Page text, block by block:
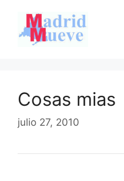
contenido
Cosas mias
julio 27, 2010